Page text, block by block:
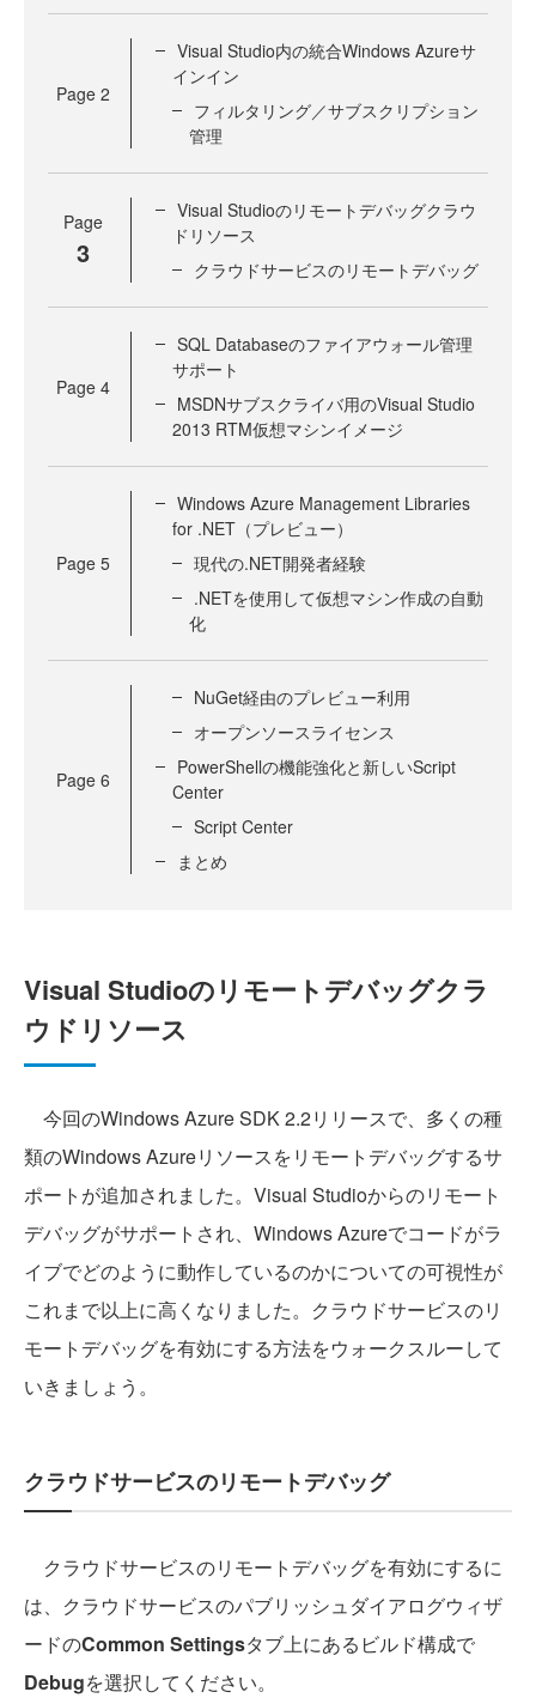
Page 2
Visual Studio内の統合Windows Azureサ
インイン
フィルタリング／サブスクリプション
管理
Page
3
Visual Studioのリモートデバッグクラウ
ドリソース
クラウドサービスのリモートデバッグ
Page 4
SQL Databaseのファイアウォール管理
サポート
MSDNサブスクライバ用のVisual Studio
2013 RTM仮想マシンイメージ
Page 5
Windows Azure Management Libraries
for .NET（プレビュー）
現代の.NET開発者経験
.NETを使用して仮想マシン作成の自動
化
Page 6
NuGet経由のプレビュー利用
オープンソースライセンス
PowerShellの機能強化と新しいScript
Center
Script Center
まとめ
Visual Studioのリモートデバッグクラ
ウドリソース
今回のWindows Azure SDK 2.2リリースで、多くの種
類のWindows Azureリソースをリモートデバッグするサ
ポートが追加されました。Visual Studioからのリモート
デバッグがサポートされ、Windows Azureでコードがラ
イブでどのように動作しているのかについての可視性が
これまで以上に高くなりました。クラウドサービスのリ
モートデバッグを有効にする方法をウォークスルーして
いきましょう。
クラウドサービスのリモートデバッグ
クラウドサービスのリモートデバッグを有効にするに
は、クラウドサービスのパブリッシュダイアログウィザ
ードのCommon Settingsタブ上にあるビルド構成で
Debugを選択してください。